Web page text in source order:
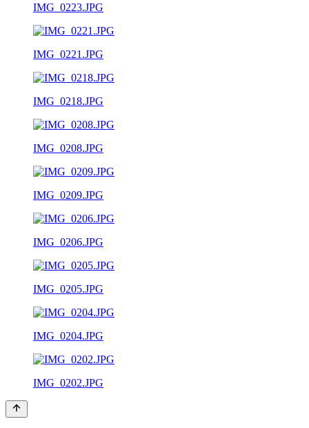
IMG_0223.JPG
IMG_0221.JPG
IMG_0218.JPG
IMG_0208.JPG
IMG_0209.JPG
IMG_0206.JPG
IMG_0205.JPG
IMG_0204.JPG
IMG_0202.JPG